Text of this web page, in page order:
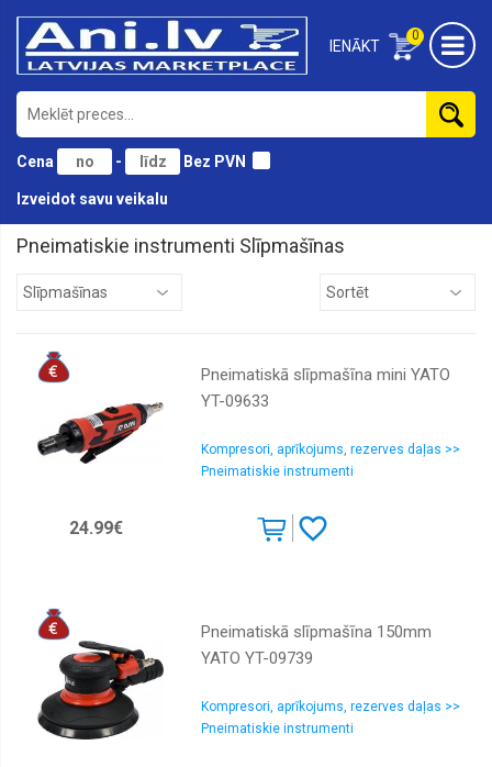
0
IENĀKT
Cena - Bez PVN
Izveidot savu veikalu
āmuri
Komplekti
Kompresori
Krāsu
smidzinatāji
Pistoles
Sļūtenes
Triecienatslēgas
Pneimatiskie instrumenti Slīpmašīnas
Pneimatiskā slīpmašīna mini YATO
YT-09633
Kompresori, aprīkojums, rezerves daļas >>
Pneimatiskie instrumenti
24.99€
Pneimatiskā slīpmašīna 150mm
YATO YT-09739
Kompresori, aprīkojums, rezerves daļas >>
Pneimatiskie instrumenti